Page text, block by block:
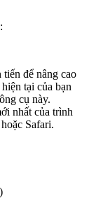
để nâng cao
tại của bạn
cụ này.
nhất của trình
Safari.
)